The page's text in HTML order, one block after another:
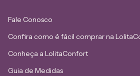
Fale Conosco
Confira como é fácil comprar na
Conheça a LolitaConfort
Guia de Medidas